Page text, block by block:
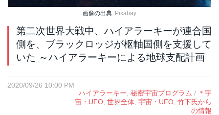
画像の出典: Pixabay
第二次世界大戦中、ハイアラーキーが連合国
側を、ブラックロッジが枢軸国側を支援して
いた ～ハイアラーキーによる地球支配計画
2020/09/26 10:00 PM
ハイアラーキー 秘密宇宙プログラム / ＊宇
宙・UFO 世界全体 宇宙・UFO 竹下氏から
の情報